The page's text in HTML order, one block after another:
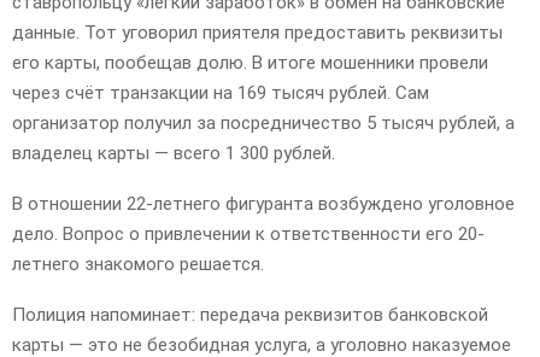
данные. Тот уговорил приятеля предоставить реквизиты
его карты, пообещав долю. В итоге мошенники провели
через счёт транзакции на 169 тысяч рублей. Сам
организатор получил за посредничество 5 тысяч рублей, а
владелец карты — всего 1 300 рублей.
В отношении 22-летнего фигуранта возбуждено уголовное
дело. Вопрос о привлечении к ответственности его 20-
летнего знакомого решается.
Полиция напоминает: передача реквизитов банковской
карты — это не безобидная услуга, а уголовно наказуемое